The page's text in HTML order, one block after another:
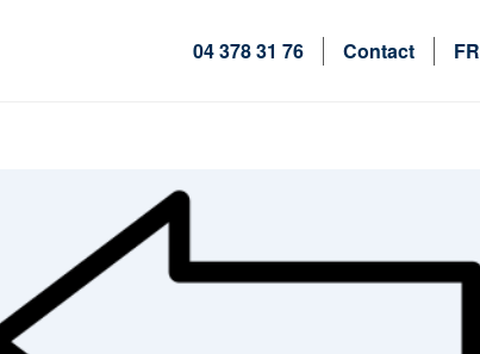
04 378 31 76 Contact
FR